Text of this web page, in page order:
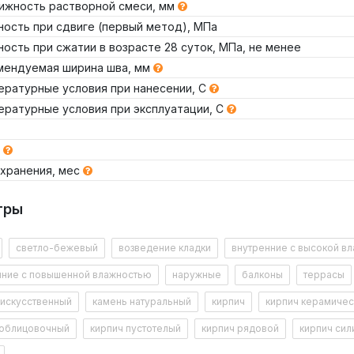
растворной смеси, мм
при сдвиге (первый метод), МПа
при сжатии в возрасте 28 суток, МПа, не менее
ширина шва, мм
условия при нанесении, С
условия при эксплуатации, С
мес
Проверить данную декларацию на сайте
Посмотреть документ
шва, мм
мм
светло-бежевый возведение кладки внутренние с высокой
с повышенной влажностью наружные балконы террасы
камень натуральный кирпич кирпич
кирпич пустотелый кирпич рядовой кирпич